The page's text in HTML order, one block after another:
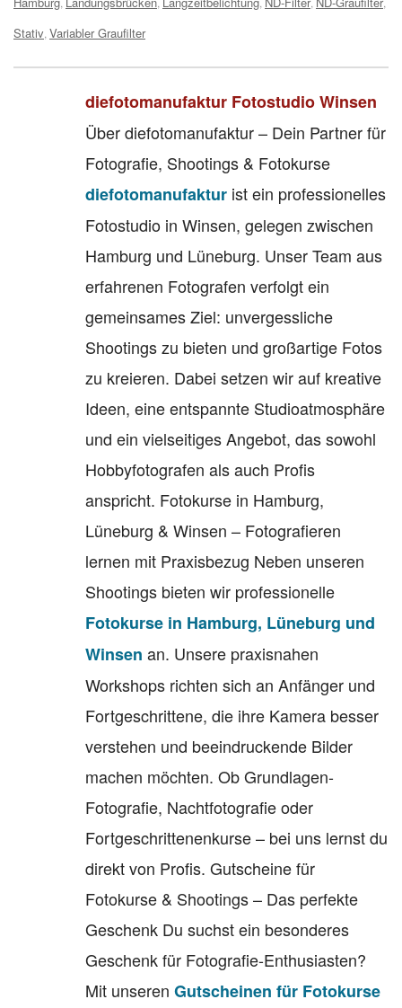
Stativ Variabler Graufilter
diefotomanufaktur Fotostudio Winsen
Über diefotomanufaktur – Dein Partner für
Fotografie, Shootings & Fotokurse
diefotomanufaktur ist ein professionelles
Fotostudio in Winsen, gelegen zwischen
Hamburg und Lüneburg. Unser Team aus
erfahrenen Fotografen verfolgt ein
gemeinsames Ziel: unvergessliche
Shootings zu bieten und großartige Fotos
zu kreieren. Dabei setzen wir auf kreative
Ideen, eine entspannte Studioatmosphäre
und ein vielseitiges Angebot, das sowohl
Hobbyfotografen als auch Profis
anspricht. Fotokurse in Hamburg,
Lüneburg & Winsen – Fotografieren
lernen mit Praxisbezug Neben unseren
Shootings bieten wir professionelle
Fotokurse in Hamburg, Lüneburg und
Winsen an. Unsere praxisnahen
Workshops richten sich an Anfänger und
Fortgeschrittene, die ihre Kamera besser
verstehen und beeindruckende Bilder
machen möchten. Ob Grundlagen-
Fotografie, Nachtfotografie oder
Fortgeschrittenenkurse – bei uns lernst du
direkt von Profis. Gutscheine für
Fotokurse & Shootings – Das perfekte
Geschenk Du suchst ein besonderes
Geschenk für Fotografie-Enthusiasten?
Mit unseren Gutscheinen für Fotokurse